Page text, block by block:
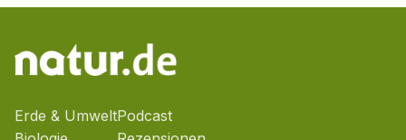
Erde & UmweltPodcast